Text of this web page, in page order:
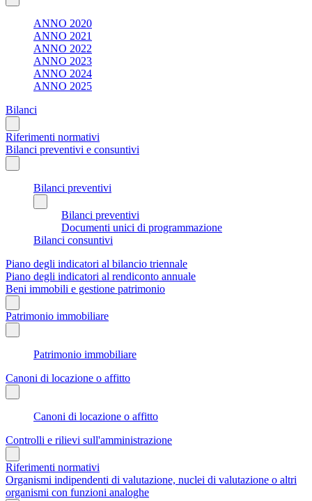
ANNO 2020
ANNO 2021
ANNO 2022
ANNO 2023
ANNO 2024
ANNO 2025
Bilanci
Riferimenti normativi
Bilanci preventivi e consuntivi
Bilanci preventivi
Bilanci preventivi
Documenti unici di programmazione
Bilanci consuntivi
Piano degli indicatori al bilancio triennale
Piano degli indicatori al rendiconto annuale
Beni immobili e gestione patrimonio
Patrimonio immobiliare
Patrimonio immobiliare
Canoni di locazione o affitto
Canoni di locazione o affitto
Controlli e rilievi sull'amministrazione
Riferimenti normativi
Organismi indipendenti di valutazione, nuclei di valutazione o altri
organismi con funzioni analoghe